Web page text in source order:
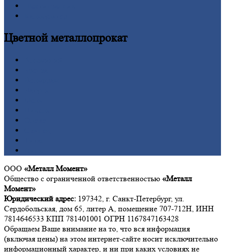
Цветнойметаллопрокат
ООО «Металл Момент»
Общество с ограниченной ответственностью «Металл
Момент»
Юридический адрес: 197342, г. Санкт-Петербург, ул.
Сердобольская, дом 65, литер А, помещение 707-712Н, ИНН
7814646533 КПП 781401001 ОГРН 1167847163428
Обращаем Ваше внимание на то, что вся информация
(включая цены) на этом интернет-сайте носит исключительно
информационный характер, и ни при каких условиях не